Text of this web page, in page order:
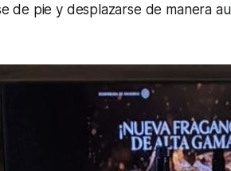
de pie y desplazarse de manera